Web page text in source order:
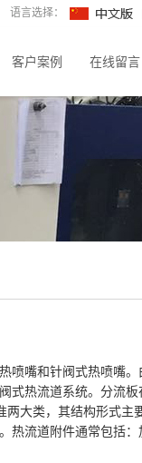
语言选择：
客户案例 在线留言
喷嘴和针阀式热喷嘴
式热流道系统。分流
大类，其结构形式主
热流道附件通常包括